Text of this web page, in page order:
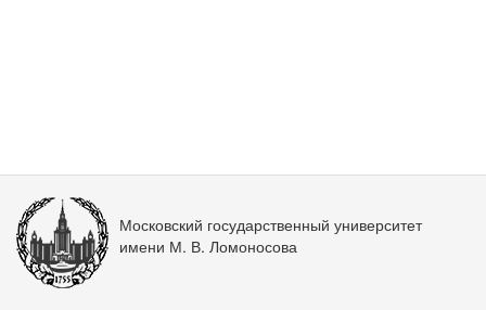
Московский государственный университет
имени М. В. Ломоносова